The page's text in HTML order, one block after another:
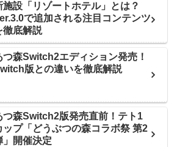
施設「リゾートホテル」とは？
で追加される注目コンテンツ
徹底解説
つ森Switch2エディション発売！
版との違いを徹底解説
つ森Switch2版発売直前！テト1
ップ「どうぶつの森コラボ祭 第2
」開催決定